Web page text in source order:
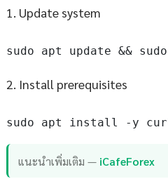
1. Update system
sudo apt update &&
2. Install prerequisites
sudo apt install -y curl
แนะนำเพิ่มเติม — iCafeForex